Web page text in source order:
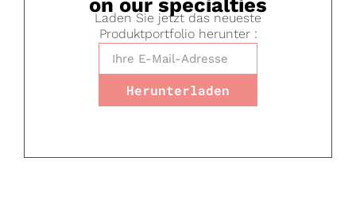
on our specialties
Laden Sie jetzt das neueste
Produktportfolio herunter :
Herunterladen